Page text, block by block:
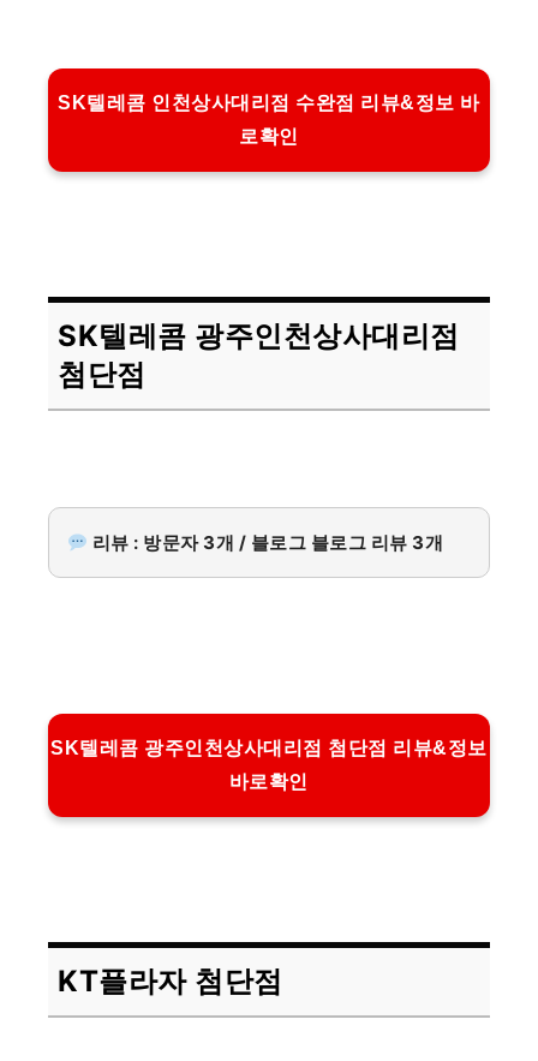
SK텔레콤 인천상사대리점 수완점 리뷰&정보 바
로확인
SK텔레콤 광주인천상사대리점
첨단점
리뷰 : 방문자 3개 / 블로그 블로그 리뷰 3개
SK텔레콤 광주인천상사대리점 첨단점 리뷰&정보
바로확인
KT플라자 첨단점